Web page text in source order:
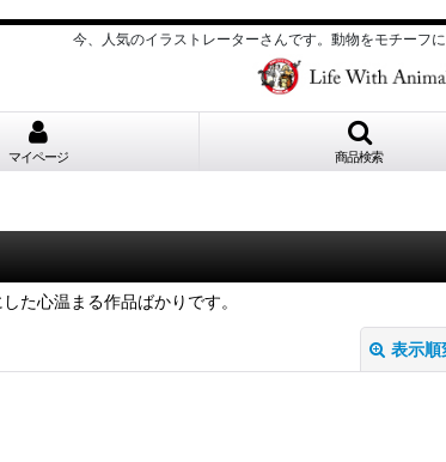
今、人気のイラストレーターさんです。動物をモチーフ
マイページ 商品検索
た心温まる作品ばかりです。
表示順